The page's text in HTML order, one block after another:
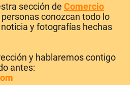
sección de Comercio
conozcan todo lo
y fotografías hechas
y hablaremos contigo
antes: